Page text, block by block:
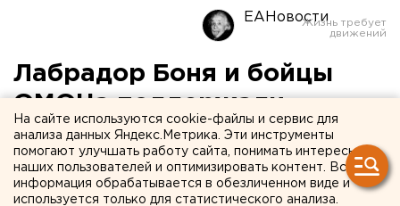
ЕАНовости
Лабрадор Боня и бойцы
ОМОНа поддержали
Полину Гагарину
Съемки видео проходили 18 мая.
На сайте используются cookie-файлы и сервис для
анализа данных Яндекс.Метрика. Эти инструменты
помогают улучшать работу сайта, понимать интересы
наших пользователей и оптимизировать контент. Вся
информация обрабатывается в обезличенном виде и
используется только для статистического анализа.